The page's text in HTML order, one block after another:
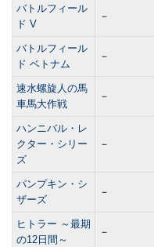
バトルフィール
ド V
－
バトルフィール
ド ベトナム
－
速水螺旋人の馬
車馬大作戦
－
ハンニバル・レ
クター・シリー
ズ
－
パンプキン・シ
ザーズ
－
ヒトラー ～最期
の12日間～
－